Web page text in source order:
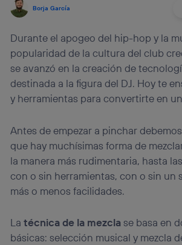
Borja García
Durante el apogeo del hip-hop y la
popularidad de la cultura del club
se avanzó en la creación de
destinada a la figura del DJ. Hoy te
y herramientas para convertirte en
Antes de empezar a pinchar
que hay muchísimas forma de
la manera más rudimentaria, hasta
con o sin herramientas, con o sin un
más o menos facilidades.
Latécnica de la mezclase basa en
básicas: selección musical y mezcla